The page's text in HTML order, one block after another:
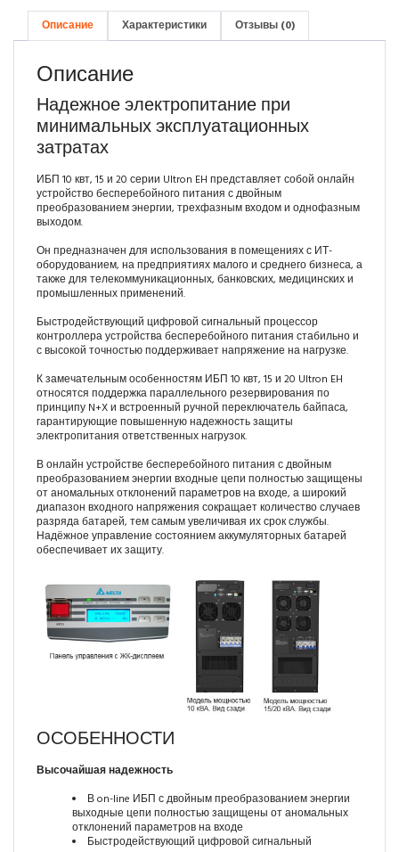
Описание Характеристики Отзывы (0)
Описание
Надежное электропитание при
минимальных эксплуатационных
затратах
ИБП 10 квт, 15 и 20 серии Ultron EH представляет собой онлайн
устройство бесперебойного питания с двойным
преобразованием энергии, трехфазным входом и однофазным
выходом.
Он предназначен для использования в помещениях с ИТ-
оборудованием, на предприятиях малого и среднего бизнеса, а
также для телекоммуникационных, банковских, медицинских и
промышленных применений.
Быстродействующий цифровой сигнальный процессор
контроллера устройства бесперебойного питания стабильно и
с высокой точностью поддерживает напряжение на нагрузке.
К замечательным особенностям ИБП 10 квт, 15 и 20 Ultron EH
относятся поддержка параллельного резервирования по
принципу N+X и встроенный ручной переключатель байпаса,
гарантирующие повышенную надежность защиты
электропитания ответственных нагрузок.
В онлайн устройстве бесперебойного питания с двойным
преобразованием энергии входные цепи полностью защищены
от аномальных отклонений параметров на входе, а широкий
диапазон входного напряжения сокращает количество случаев
разряда батарей, тем самым увеличивая их срок службы.
Надёжное управление состоянием аккумуляторных батарей
обеспечивает их защиту.
ОСОБЕННОСТИ
Высочайшая надежность
В on-line ИБП с двойным преобразованием энергии
выходные цепи полностью защищены от аномальных
отклонений параметров на входе
Быстродействующий цифровой сигнальный